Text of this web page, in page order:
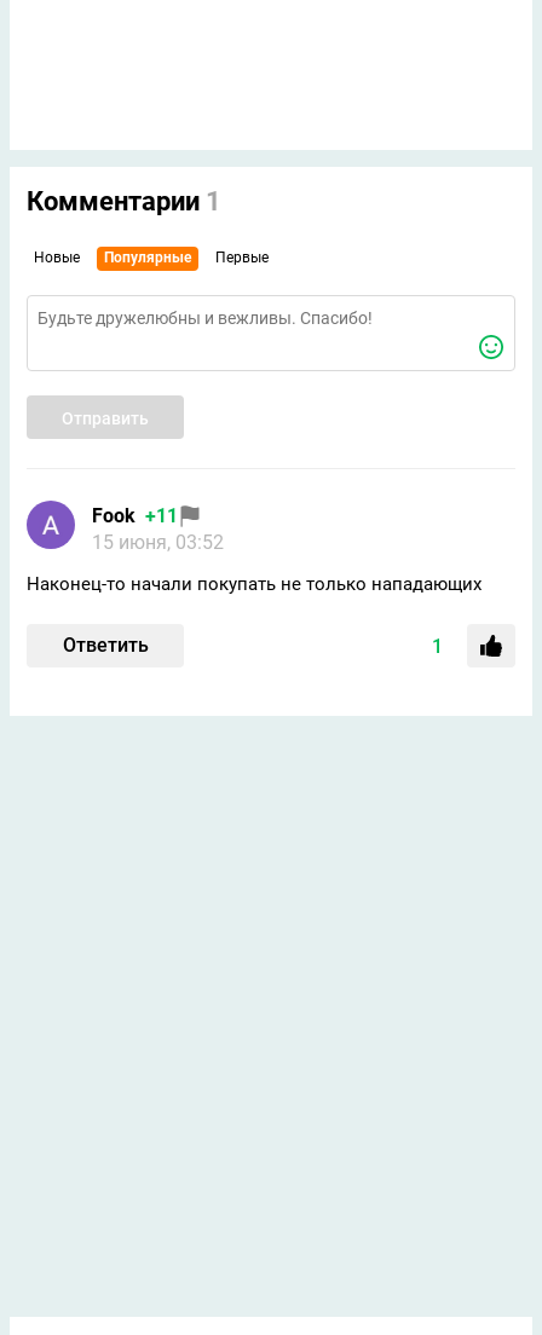
Комментарии 1
Новые Популярные Первые
Отправить
Fook +11
15 июня, 03:52
Наконец-то начали покупать не только нападающих
Ответить 1